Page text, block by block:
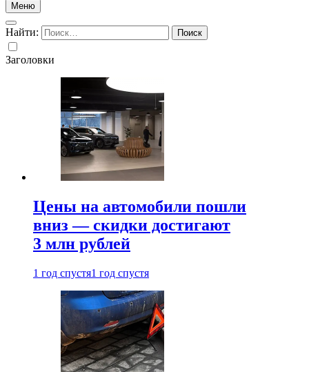
Меню
Найти:
Заголовки
Цены на автомобили пошли
вниз — скидки достигают
3 млн рублей
1 год спустя1 год спустя